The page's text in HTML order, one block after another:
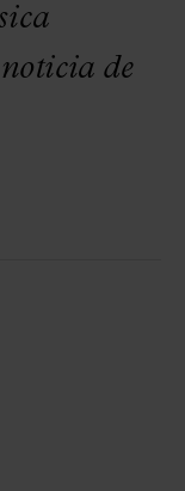
de